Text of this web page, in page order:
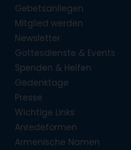
Gebetsanliegen
Mitglied werden
Newsletter
Gottesdienste & Events
Spenden & Helfen
Gedenktage
Presse
Wichtige Links
Anredeformen
Armenische Namen